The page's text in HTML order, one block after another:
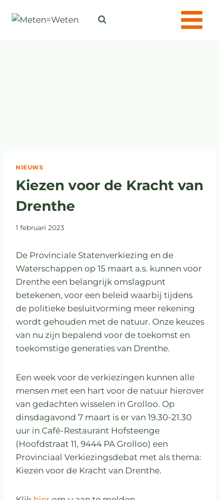
NIEUWS
Kiezen voor de Kracht van
Drenthe
1 februari 2023
De Provinciale Statenverkiezing en de
Waterschappen op 15 maart a.s. kunnen voor
Drenthe een belangrijk omslagpunt
betekenen, voor een beleid waarbij tijdens
de politieke besluitvorming meer rekening
wordt gehouden met de natuur. Onze keuzes
van nu zijn bepalend voor de toekomst en
toekomstige generaties van Drenthe.
Een week voor de verkiezingen kunnen alle
mensen met een hart voor de natuur hierover
van gedachten wisselen in Grolloo. Op
dinsdagavond 7 maart is er van 19.30-21.30
uur in Café-Restaurant Hofsteenge
(Hoofdstraat 11, 9444 PA Grolloo) een
Provinciaal Verkiezingsdebat met als thema:
Kiezen voor de Kracht van Drenthe.